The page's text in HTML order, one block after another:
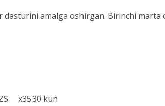
amalga oshirgan. Birinchi marta
x3530 kun